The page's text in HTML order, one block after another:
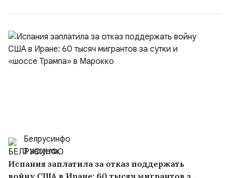
Белрусинфо
3 августа
Испания заплатила за отказ поддержать
войну США в Иране: 60 тысяч мигрантов за